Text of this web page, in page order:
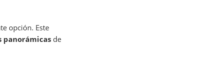
opción. Este
panorámicas de